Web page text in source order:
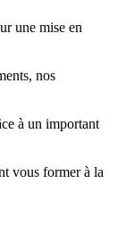
une mise en
nos
à un important
vous former à la